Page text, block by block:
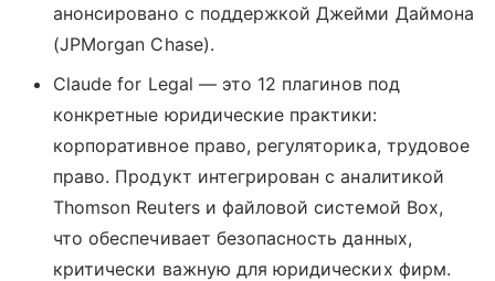
анонсировано с поддержкой Джейми Даймона
(JPMorgan Chase).
Claude for Legal — это 12 плагинов под
конкретные юридические практики:
корпоративное право, регуляторика, трудовое
право. Продукт интегрирован с аналитикой
Thomson Reuters и файловой системой Box,
что обеспечивает безопасность данных,
критически важную для юридических фирм.